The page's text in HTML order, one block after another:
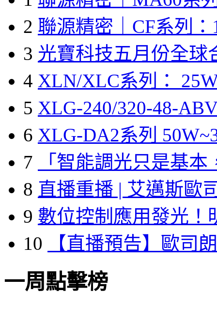
2 聯源精密｜CF系列：
3 光寶科技五月份全球
4 XLN/XLC系列：
5 XLG-240/320-48-
6 XLG-DA2系列
7
「智能調光只是基本
8 直播重播 | 艾邁斯歐
9 數位控制應用發光！
10
【直播預告】歐司
一周點擊榜